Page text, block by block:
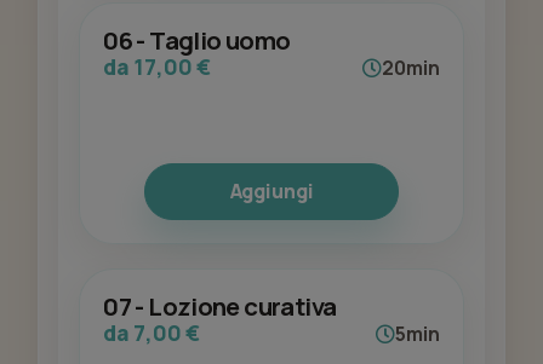
06 - Taglio uomo
da 17,00 € 20min
Aggiungi
07 - Lozione curativa
da 7,00 € 5min